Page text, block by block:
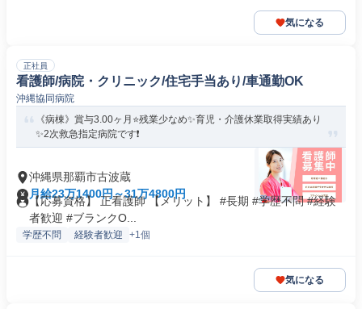
気になる
正社員
看護師/病院・クリニック/住宅手当あり/車通勤OK
沖縄協同病院
《病棟》賞与3.00ヶ月⭐残業少なめ✨育児・介護休業取得実績あり
✨2次救急指定病院です❗️
沖縄県那覇市古波蔵
月給23万1400円～31万4800円
【応募資格】 正看護師 【メリット】 #長期 #学歴不問 #経験
者歓迎 #ブランクO...
学歴不問 経験者歓迎 +1個
気になる